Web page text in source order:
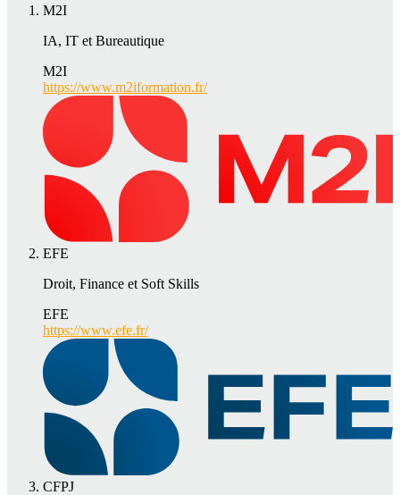
M2I
IA, IT et Bureautique
M2I
https://www.m2iformation.fr/
EFE
Droit, Finance et Soft Skills
EFE
https://www.efe.fr/
CFPJ